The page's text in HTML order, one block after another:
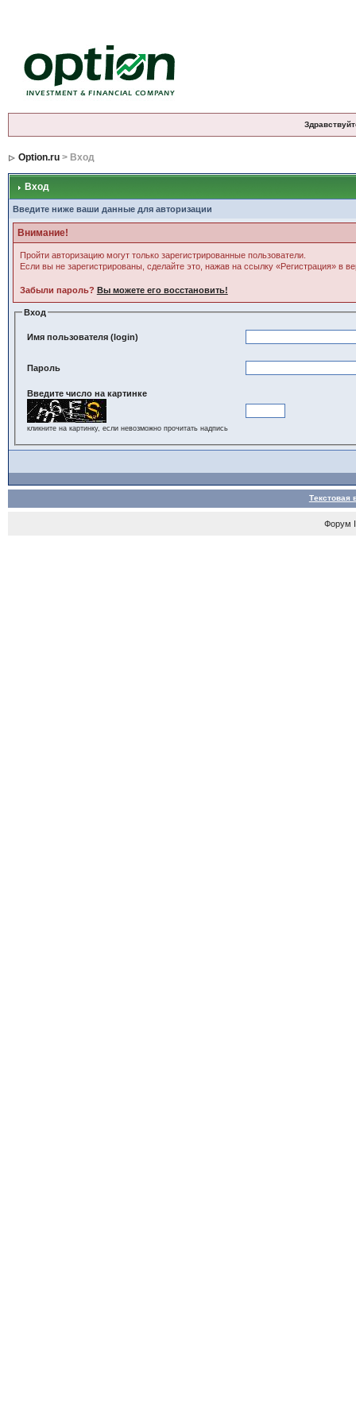
Option.ru> Вход
Вход
Введите ниже ваши данные для авторизации
Внимание!
Пройти авторизацию могут только зарегистрированные пользователи.
Если вы не зарегистрированы, сделайте это, нажав на ссылку «Регистрация» в
Забыли пароль? Вы можете его восстановить!
Вход
Имя пользователя (login)
Пароль
Введите число на картинке
кликните на картинку, если невозможно прочитать надпись
Текстовая
Форум